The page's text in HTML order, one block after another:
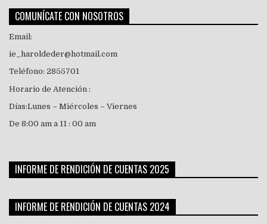
COMUNÍCATE CON NOSOTROS
Email:
ie_haroldeder@hotmail.com
Teléfono: 2855701
Horario de Atención :
Días:Lunes – Miércoles – Viernes
De 8:00 am a 11 : 00 am
INFORME DE RENDICIÓN DE CUENTAS 2025
INFORME DE RENDICIÓN DE CUENTAS 2024